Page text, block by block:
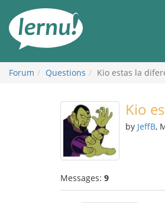
the
content
Forum Questions Kio estas la
Kio
by JeffB,
Messages: 9